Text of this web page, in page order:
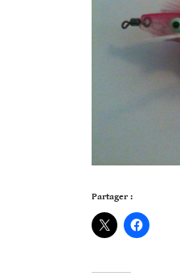
Partager :